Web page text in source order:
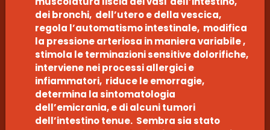
dei bronchi, dell’utero e della vescica,
regola l’automatismo intestinale, modifica
la pressione arteriosa in maniera variabile ,
stimola le terminazioni sensitive dolorifiche,
interviene nei processi allergici e
infiammatori, riduce le emorragie,
determina la sintomatologia
dell’emicrania, e di alcuni tumori
dell’intestino tenue. Sembra sia stato